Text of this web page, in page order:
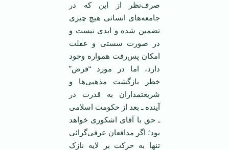
صرف‌نظر از این که در
جامعه‌ها‌ی انسانی هیچ چیزی
تضمین شده و ابدی نیست و
در صورت سستی و غفلت
امکان پس‌رفت همواره وجود
دارد، اما در مورد “فرض”
خطر بازگشت مذهبی‌ها و
شریعتمداران به قدرت در
آینده ـ بعد از حکومت اسلامی
ـ حق با آقای اشکوری‌ خواهد
بود؛ اگر مدافعان عرفی‌گرائی
تنها به حرکت بر لایه نازک